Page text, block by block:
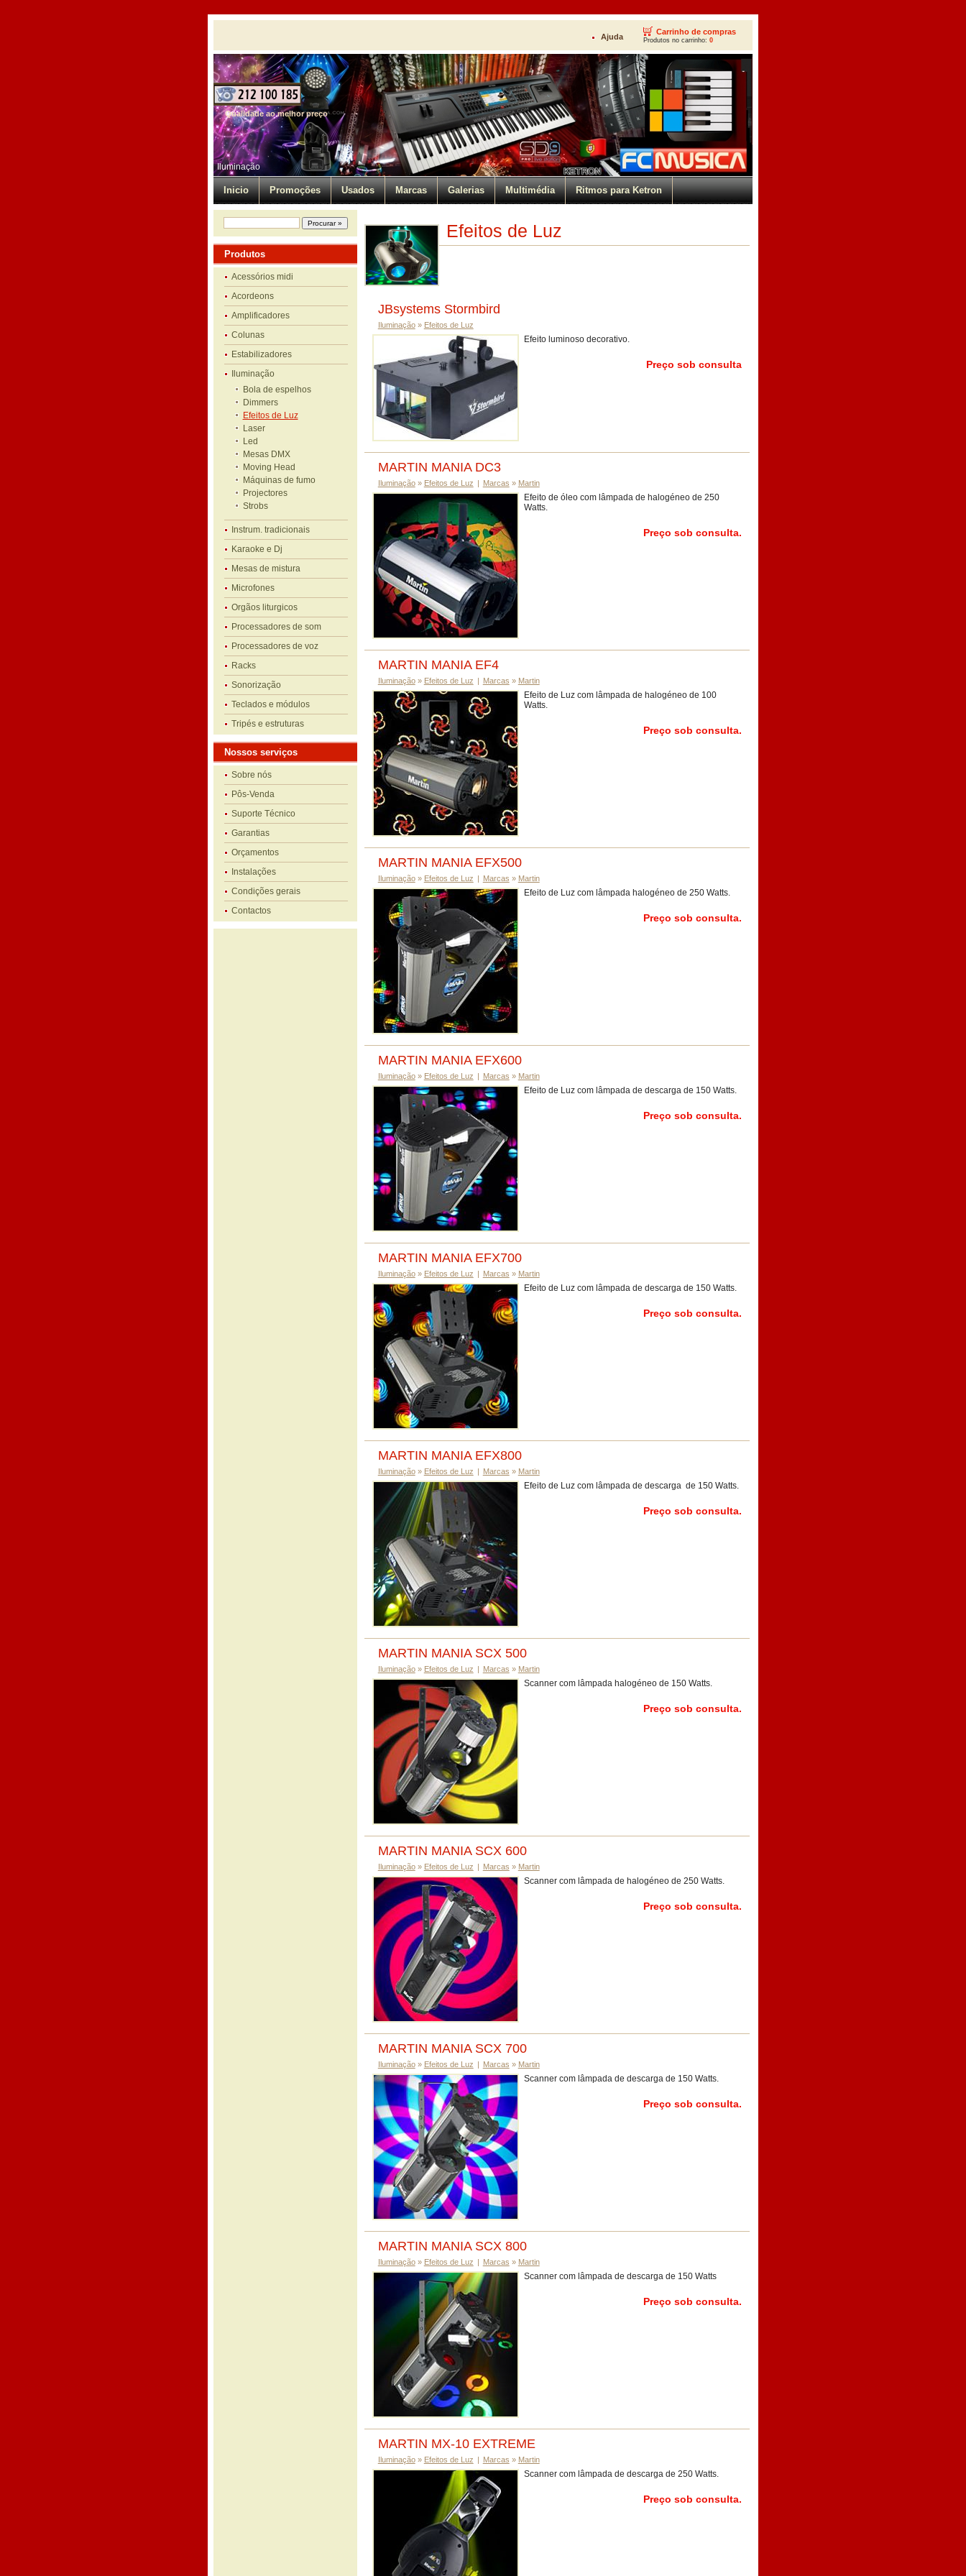
Ajuda
Carrinho de compras
Produtos no carrinho: 0
Qualidade ao melhor preço
Iluminação
Inicio Promoções Usados Marcas Galerias Multimédia Ritmos para Ketron
Produtos
Acessórios midi
Acordeons
Amplificadores
Colunas
Estabilizadores
Iluminação
Bola de espelhos
Dimmers
Efeitos de Luz
Laser
Led
Mesas DMX
Moving Head
Máquinas de fumo
Projectores
Strobs
Instrum. tradicionais
Karaoke e Dj
Mesas de mistura
Microfones
Orgãos liturgicos
Processadores de som
Processadores de voz
Racks
Sonorização
Teclados e módulos
Tripés e estruturas
Nossos serviços
Sobre nós
Pôs-Venda
Suporte Técnico
Garantias
Orçamentos
Instalações
Condições gerais
Contactos
Efeitos de Luz
JBsystems Stormbird
Iluminação» Efeitos de Luz
Efeito luminoso decorativo.
Preço sob consulta
MARTIN MANIA DC3
Iluminação» Efeitos de Luz | Marcas » Martin
Efeito de óleo com lâmpada de halogéneo de 250
Watts.
Preço sob consulta.
MARTIN MANIA EF4
Iluminação» Efeitos de Luz | Marcas » Martin
Efeito de Luz com lâmpada de halogéneo de 100
Watts.
Preço sob consulta.
MARTIN MANIA EFX500
Iluminação» Efeitos de Luz | Marcas » Martin
Efeito de Luz com lâmpada halogéneo de 250 Watts.
Preço sob consulta.
MARTIN MANIA EFX600
Iluminação» Efeitos de Luz | Marcas » Martin
Efeito de Luz com lâmpada de descarga de 150 Watts.
Preço sob consulta.
MARTIN MANIA EFX700
Iluminação» Efeitos de Luz | Marcas » Martin
Efeito de Luz com lâmpada de descarga de 150 Watts.
Preço sob consulta.
MARTIN MANIA EFX800
Iluminação» Efeitos de Luz | Marcas » Martin
Efeito de Luz com lâmpada de descarga de 150 Watts.
Preço sob consulta.
MARTIN MANIA SCX 500
Iluminação» Efeitos de Luz | Marcas » Martin
Scanner com lâmpada halogéneo de 150 Watts.
Preço sob consulta.
MARTIN MANIA SCX 600
Iluminação» Efeitos de Luz | Marcas » Martin
Scanner com lâmpada de halogéneo de 250 Watts.
Preço sob consulta.
MARTIN MANIA SCX 700
Iluminação» Efeitos de Luz | Marcas » Martin
Scanner com lâmpada de descarga de 150 Watts.
Preço sob consulta.
MARTIN MANIA SCX 800
Iluminação» Efeitos de Luz | Marcas » Martin
Scanner com lâmpada de descarga de 150 Watts
Preço sob consulta.
MARTIN MX-10 EXTREME
Iluminação» Efeitos de Luz | Marcas » Martin
Scanner com lâmpada de descarga de 250 Watts.
Preço sob consulta.